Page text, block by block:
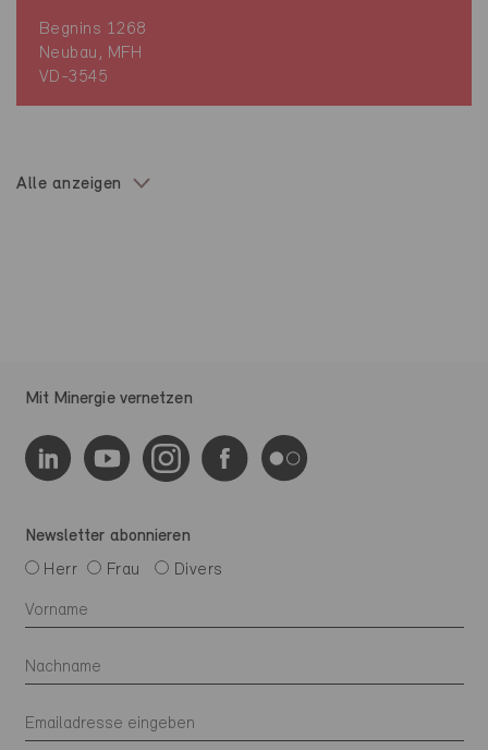
Begnins 1268
Neubau, MFH
VD-3545
Alle anzeigen
Mit Minergie vernetzen
Newsletter abonnieren
Herr
Frau Divers